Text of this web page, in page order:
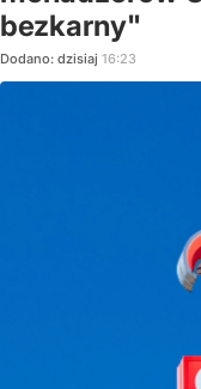
bezkarny"
Dodano: dzisiaj 16:23